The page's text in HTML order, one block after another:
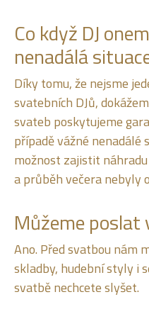
Co když DJ
nenadálá
Díky tomu, že nejsme
svatebních DJů,
svateb poskytujeme
případě vážné nenadálé
možnost zajistit
a průběh večera nebyly
Můžeme
Ano. Před svatbou nám
skladby, hudební styly i
svatbě nechcete slyšet.